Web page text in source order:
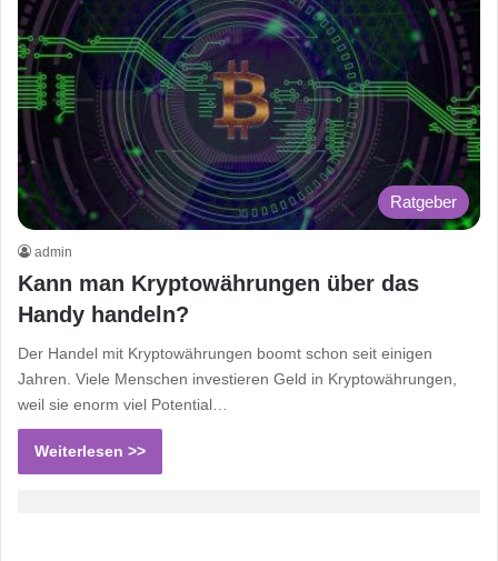
Ratgeber
admin
Kann man Kryptowährungen über das
Handy handeln?
Der Handel mit Kryptowährungen boomt schon seit einigen
Jahren. Viele Menschen investieren Geld in Kryptowährungen,
weil sie enorm viel Potential…
Weiterlesen >>